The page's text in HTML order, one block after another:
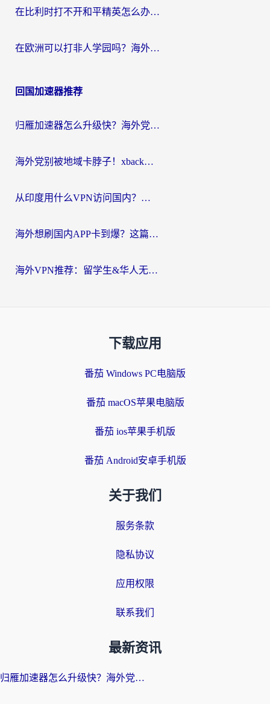
在比利时打不开和平精英怎么办？留学生亲测有效的国服游戏加速方案
在欧洲可以打非人学园吗？海外党国服游戏不卡顿的终极指南
回国加速器推荐
归雁加速器怎么升级快？海外党无缝访问国内资源的全攻略（附免费VPN推荐Dcard热门款）
海外党别被地域卡脖子！xback回国加速器选择全攻略，轻松刷剧玩国服
从印度用什么VPN访问国内？海外党亲测的无缝回国上网指南
海外想刷国内APP卡到爆？这篇海外访问国内服务器加速指南帮你解决所有问题
海外VPN推荐：留学生&华人无缝访问国内资源的避坑指南
下载应用
番茄 Windows PC电脑版
番茄 macOS苹果电脑版
番茄 ios苹果手机版
番茄 Android安卓手机版
关于我们
服务条款
隐私协议
应用权限
联系我们
最新资讯
归雁加速器怎么升级快？海外党无缝访问国内资源的全攻略（附免费VPN推荐Dcard热门款）